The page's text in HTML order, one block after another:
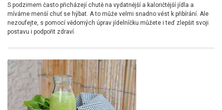
S podzimem často přicházejí chutě na vydatnější a kaloričtější jídla a
míváme menší chuť se hýbat. A to může velmi snadno vést k přibírání. Ale
nezoufejte, s pomocí vědomých úprav jídelníčku můžete i teď zlepšit svoji
postavu i podpořit zdraví.